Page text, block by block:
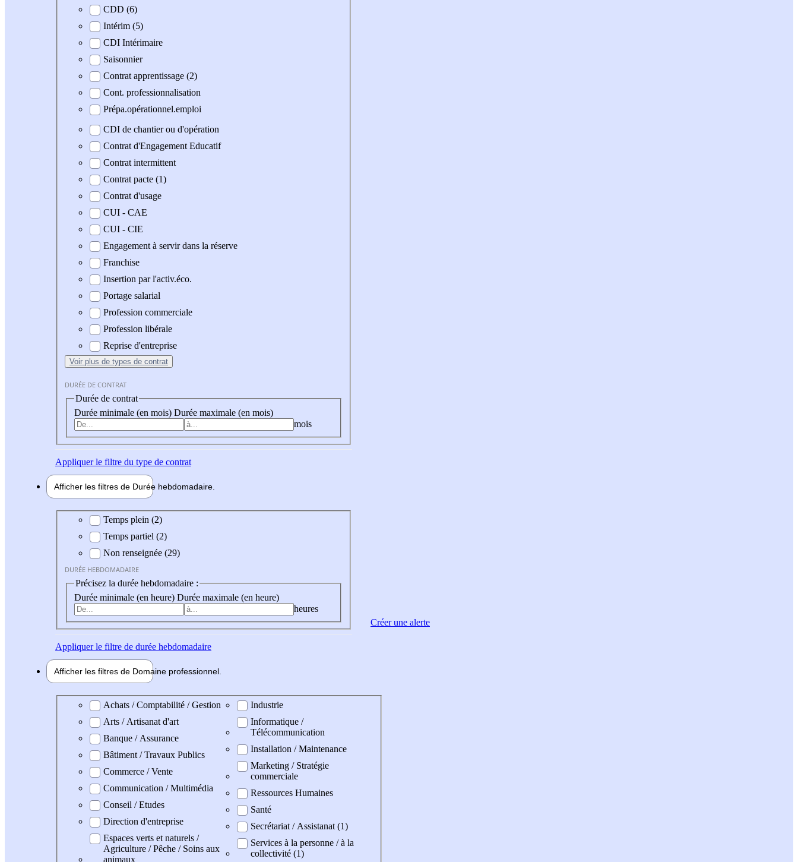
CDD (6)
Intérim (5)
CDI Intérimaire
Saisonnier
Contrat apprentissage (2)
Cont. professionnalisation
Prépa.opérationnel.emploi
CDI de chantier ou d'opération
Contrat d'Engagement Educatif
Contrat intermittent
Contrat pacte (1)
Contrat d'usage
CUI - CAE
CUI - CIE
Engagement à servir dans la réserve
Franchise
Insertion par l'activ.éco.
Portage salarial
Profession commerciale
Profession libérale
Reprise d'entreprise
Voir plus de types de contrat
DURÉE DE CONTRAT
Durée de contrat
Durée minimale (en mois) Durée maximale (en mois)
mois
Appliquerle filtre du type de contrat
Afficher les filtres de Durée hebdomadaire
Durée hebdomadaire
Temps plein (2)
Temps partiel (2)
Non renseignée (29)
DURÉE HEBDOMADAIRE
Précisez la durée hebdomadaire :
Durée minimale (en heure) Durée maximale (en heure)
heures
Appliquerle filtre de durée hebdomadaire
Afficher les filtres de Domaine professionnel
Domaine professionel
Achats / Comptabilité / Gestion
Arts / Artisanat d'art
Banque / Assurance
Bâtiment / Travaux Publics
Commerce / Vente
Communication / Multimédia
Conseil / Etudes
Direction d'entreprise
Espaces verts et naturels /
Agriculture / Pêche / Soins aux
animaux
Industrie
Informatique /
Télécommunication
Installation / Maintenance
Marketing / Stratégie
commerciale
Ressources Humaines
Santé
Secrétariat / Assistanat (1)
Services à la personne / à la
collectivité (1)
Créer une alerte